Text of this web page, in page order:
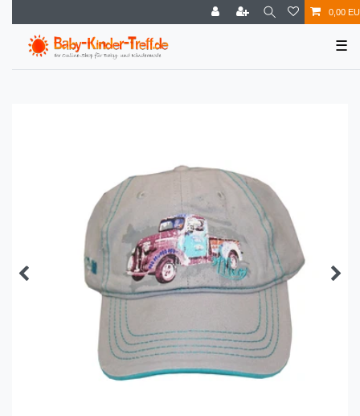
0,00
☰